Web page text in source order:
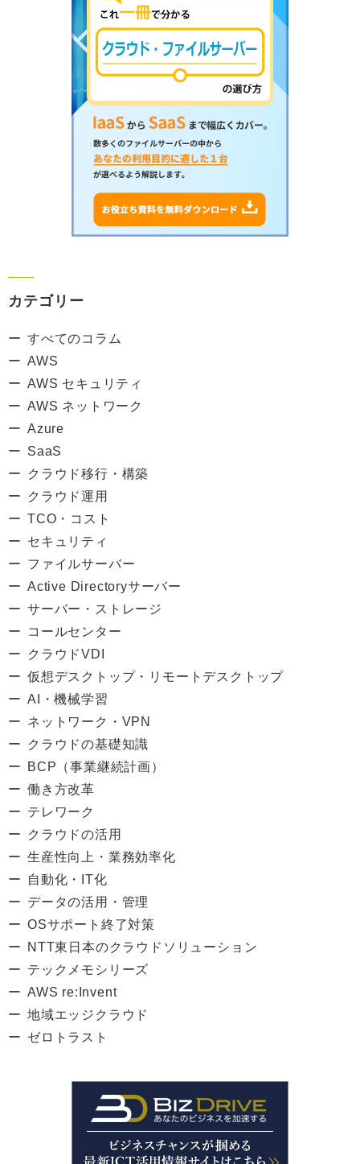
カテゴリー
すべてのコラム
AWS
AWS セキュリティ
AWS ネットワーク
Azure
SaaS
クラウド移行・構築
クラウド運用
TCO・コスト
セキュリティ
ファイルサーバー
Active Directoryサーバー
サーバー・ストレージ
コールセンター
クラウドVDI
仮想デスクトップ・リモートデスクトップ
AI・機械学習
ネットワーク・VPN
クラウドの基礎知識
BCP（事業継続計画）
働き方改革
テレワーク
クラウドの活用
生産性向上・業務効率化
自動化・IT化
データの活用・管理
OSサポート終了対策
NTT東日本のクラウドソリューション
テックメモシリーズ
AWS re:Invent
地域エッジクラウド
ゼロトラスト